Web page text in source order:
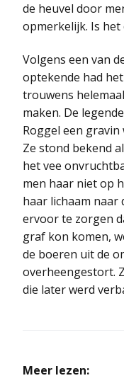
de heuvel door
opmerkelijk. Is het
Volgens een van
optekende had
trouwens
maken. De
Roggel een gravin
Ze stond bekend
het vee
men haar niet op
haar lichaam naar
ervoor te zorgen
graf kon komen,
de boeren uit de
overheengestort.
die later werd
Meer lezen: